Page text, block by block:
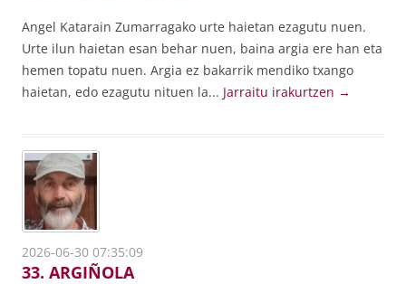
Angel Katarain Zumarragako urte haietan ezagutu nuen.
Urte ilun haietan esan behar nuen, baina argia ere han eta
hemen topatu nuen. Argia ez bakarrik mendiko txango
haietan, edo ezagutu nituen la... Jarraitu irakurtzen →
2026-06-30 07:35:09
33. ARGIÑOLA